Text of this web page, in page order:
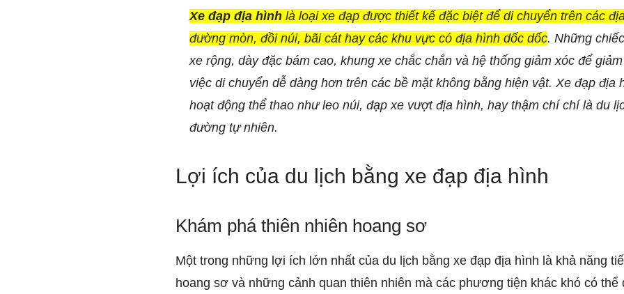
Xe đạp địa hìnhlà loại xe đạp được thiết kế đặc biệt để di chuyển trên các
đường mòn, đồi núi, bãi cát hay các khu vực có địa hình dốc dốc. Những
xe rộng, dày đặc bám cao, khung xe chắc chắn và hệ thống giảm xóc để
việc di chuyển dễ dàng hơn trên các bề mặt không bằng hiện vật. Xe đạp địa
hoạt động thể thao như leo núi, đạp xe vượt địa hình, hay thậm chí chí là du
đường tự nhiên.
Lợi ích của du lịch bằng xe đạp địa hình
Khám phá thiên nhiên hoang sơ
Một trong những lợi ích lớn nhất của du lịch bằng xe đạp địa hình là khả năng
hoang sơ và những cảnh quan thiên nhiên mà các phương tiện khác khó có